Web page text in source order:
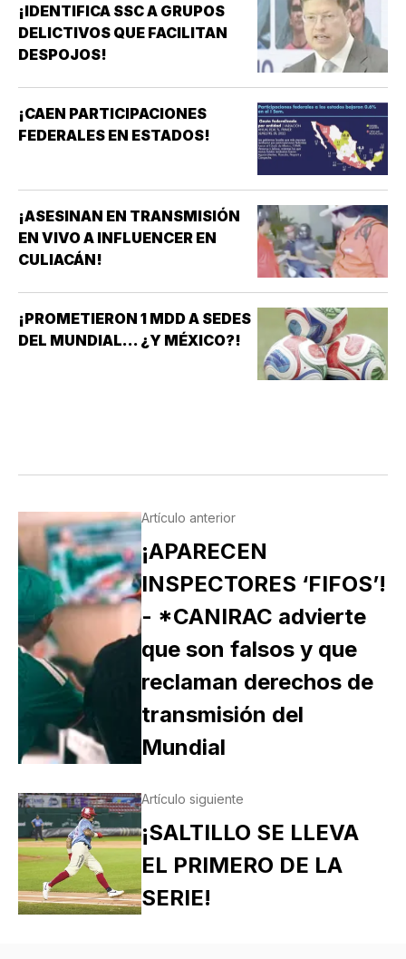
¡IDENTIFICA SSC A GRUPOS
DELICTIVOS QUE FACILITAN
DESPOJOS!
¡CAEN PARTICIPACIONES
FEDERALES EN ESTADOS!
¡ASESINAN EN TRANSMISIÓN
EN VIVO A INFLUENCER EN
CULIACÁN!
¡PROMETIERON 1 MDD A SEDES
DEL MUNDIAL... ¿Y MÉXICO?!
Artículo anterior
¡APARECEN
INSPECTORES ‘FIFOS’!
- *CANIRAC advierte
que son falsos y que
reclaman derechos de
transmisión del
Mundial
Artículo siguiente
¡SALTILLO SE LLEVA
EL PRIMERO DE LA
SERIE!